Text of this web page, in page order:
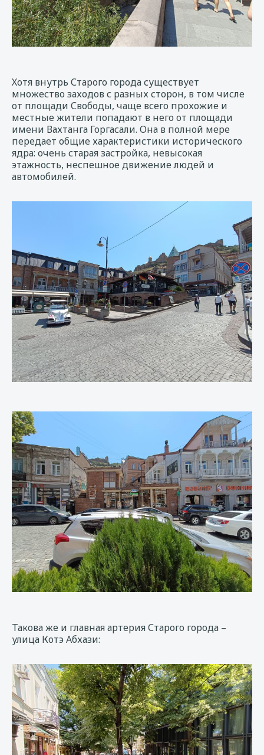
Хотя внутрь Старого города существует
множество заходов с разных сторон, в том числе
от площади Свободы, чаще всего прохожие и
местные жители попадают в него от площади
имени Вахтанга Горгасали. Она в полной мере
передает общие характеристики исторического
ядра: очень старая застройка, невысокая
этажность, неспешное движение людей и
автомобилей.
Такова же и главная артерия Старого города –
улица Котэ Абхази: